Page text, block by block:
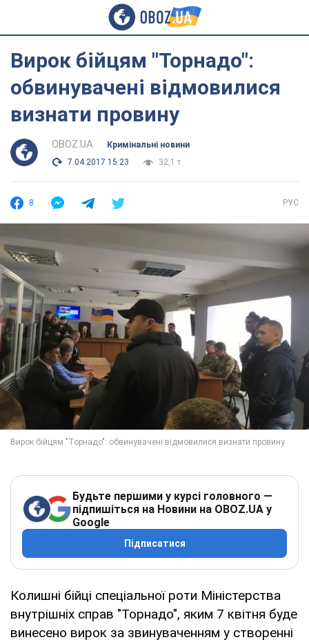
Вирок бійцям "Торнадо":
обвинувачені відмовилися
визнати провину
OBOZ.UA
Кримінальні новини
7.04.2017 15:23
32,1 т.
8 РУС
Будьте першими у курсі головного —
підпишіться на Новини на OBOZ.UA у
Google
Підписатися
Колишні бійці спеціальної роти Міністерства
внутрішніх справ "Торнадо", яким 7 квітня буде
винесено вирок за звинуваченням у створенні